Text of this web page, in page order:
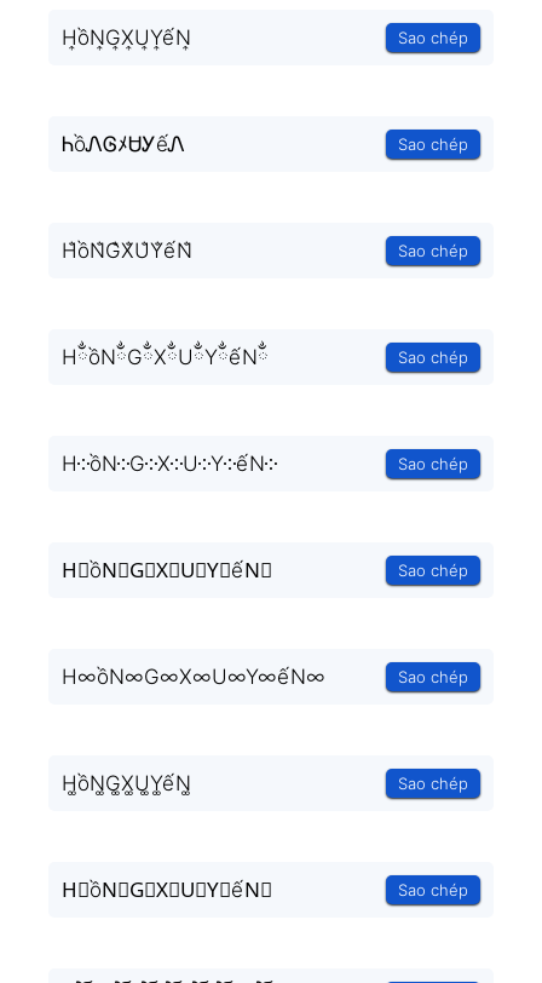
H͎ồN͎G͎X͎U͎Y͎ếN͎ Sao chép
ᏂồᏁᎶﾒᏌᎩếᏁ Sao chép
H̐ồN̐G̐X̐U̐Y̐ếN̐ Sao chép
HྂồNྂGྂXྂUྂYྂếNྂ Sao chép
H༶ồN༶G༶X༶U༶Y༶ếN༶ Sao chép
H⃒ồN⃒G⃒X⃒U⃒Y⃒ếN⃒ Sao chép
H∞ồN∞G∞X∞U∞Y∞ếN∞ Sao chép
H͚ồN͚G͚X͚U͚Y͚ếN͚ Sao chép
H⃒ồN⃒G⃒X⃒U⃒Y⃒ếN⃒ Sao chép